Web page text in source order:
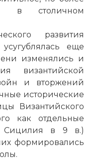
в столичном
развития
усугублялась еще
изменялись и
византийской
и вторжений
исторические
Византийского
как отдельные
Сицилия в 9 в.)
формировались